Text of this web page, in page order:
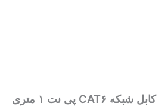
کابل شبکه CAT۶ پی نت ۱ متری